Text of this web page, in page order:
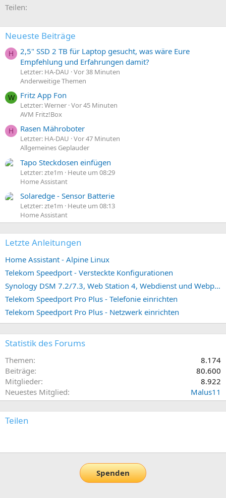
Teilen:
Neueste Beiträge
H
2,5" SSD 2 TB für Laptop gesucht, was wäre Eure
Empfehlung und Erfahrungen damit?
Letzter: HA-DAU Vor 38 Minuten
Anderweitige Themen
W Fritz App Fon
Letzter: Werner Vor 45 Minuten
AVM Fritz!Box
H Rasen Mähroboter
Letzter: HA-DAU Vor 47 Minuten
Allgemeines Geplauder
Tapo Steckdosen einfügen
Letzter: zte1m
Heute um 08:29
Home Assistant
Solaredge - Sensor Batterie
Letzter: zte1m
Heute um 08:13
Home Assistant
Letzte Anleitungen
Home Assistant - Alpine Linux
Telekom Speedport - Versteckte Konfigurationen
Synology DSM 7.2/7.3, Web Station 4, Webdienst und Webportal erstellen (ehemals vHost)
Telekom Speedport Pro Plus - Telefonie einrichten
Telekom Speedport Pro Plus - Netzwerk einrichten
Statistik des Forums
Themen
8.174
Beiträge
80.600
Mitglieder
8.922
Neuestes Mitglied
Malus11
Teilen
Spenden